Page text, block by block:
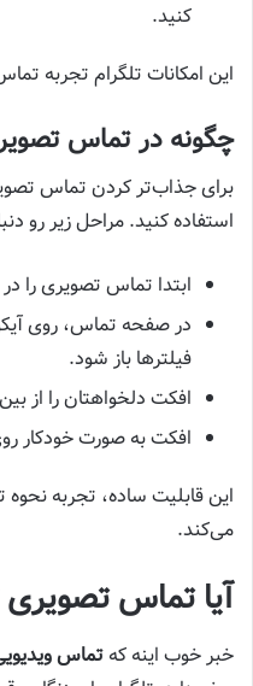
کنید.
این امکانات تلگرام تجربه
چگونه در تماس
برای جذاب‌تر کردن تماس
استفاده کنید. مراحل زیر رو
ابتدا تماس تصویری را
در صفحه تماس، روی
فیلترها باز شود.
افکت دلخواهتان را از
افکت به صورت خودکار
این قابلیت ساده، تجربه
می‌کند.
آیا تماس تصویری
خبر خوب اینه کهتماس